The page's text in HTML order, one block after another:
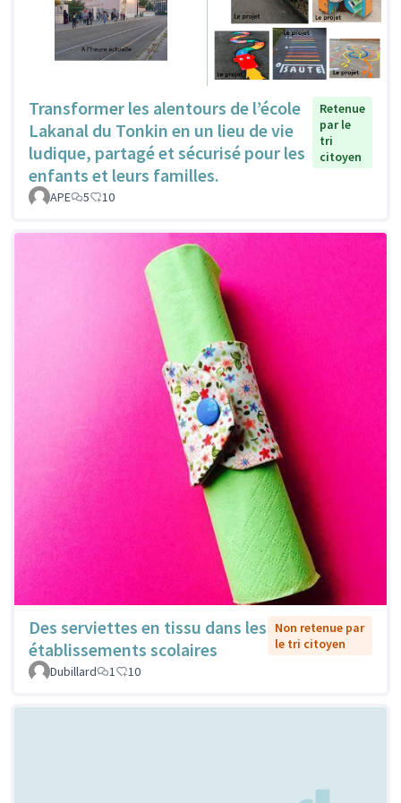
Transformer les alentours de l’école
Lakanal du Tonkin en un lieu de vie
ludique, partagé et sécurisé pour les
enfants et leurs familles.
Retenue
par le
tri
citoyen
APE 5 10
Des serviettes en tissu dans les
établissements scolaires
Non retenue par
le tri citoyen
Dubillard
1 10